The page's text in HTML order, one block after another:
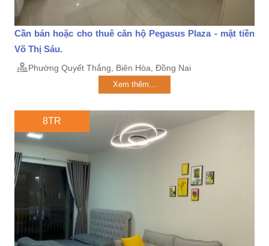
Cần bán hoặc cho thuê căn hộ Pegasus Plaza - mặt tiền
Võ Thị Sáu.
Phường Quyết Thắng, Biên Hòa, Đồng Nai
Xem thêm...
8TR